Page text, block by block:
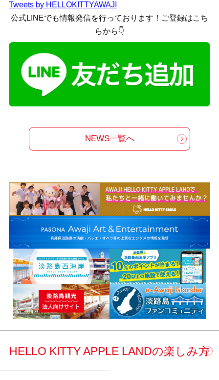
Tweets by HELLOKITTYAWAJI
公式LINEでも情報発信を行っております！ご登録はこち
らから👇
NEWS一覧へ
HELLO KITTY APPLE LANDの楽しみ方